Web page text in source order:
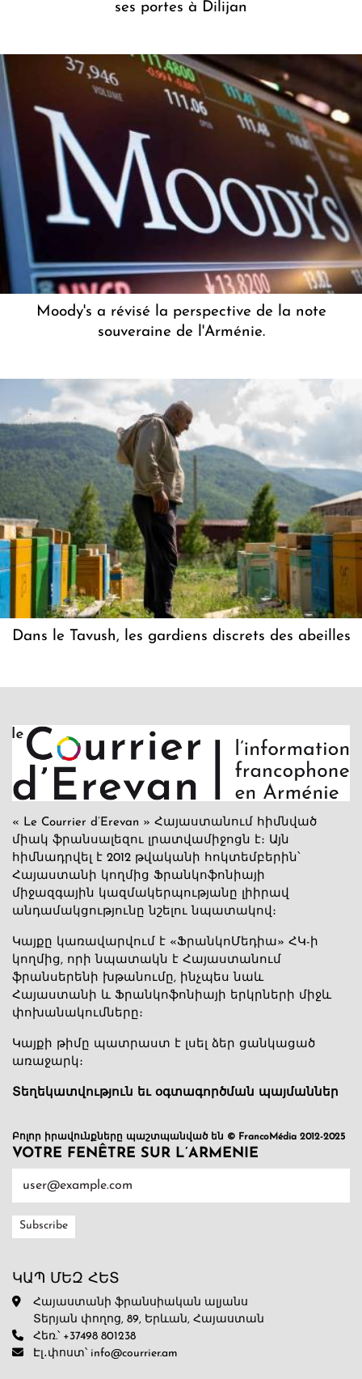
ses portes à Dilijan
Moody's a révisé la perspective de la note
souveraine de l'Arménie.
Dans le Tavush, les gardiens discrets des abeilles
« Le Courrier d’Erevan » Հայաստանում հիմնված
միակ ֆրանսալեզու լրատվամիջոցն է։ Այն
հիմնադրվել է 2012 թվականի հոկտեմբերին՝
Հայաստանի կողմից Ֆրանկոֆոնիայի
միջազգային կազմակերպությանը լիիրավ
անդամակցությունը նշելու նպատակով։
Կայքը կառավարվում է «ՖրանկոՄեդիա» ՀԿ-ի
կողմից, որի նպատակն է Հայաստանում
ֆրանսերենի խթանումը, ինչպես նաև
Հայաստանի և Ֆրանկոֆոնիայի երկրների միջև
փոխանակումները։
Կայքի թիմը պատրաստ է լսել ձեր ցանկացած
առաջարկ։
Տեղեկատվություն եւ օգտագործման պայմաններ
Բոլոր իրավունքները պաշտպանված են © FrancoMédia 2012-2025
VOTRE FENÊTRE SUR L’ARMENIE
ԿԱՊ ՄԵԶ ՀԵՏ
Հայաստանի ֆրանսիական ալյանս
Տերյան փողոց, 89, Երևան, Հայաստան
Հեռ.՝ +37498 801238
Էլ․փոստ՝ info@courrier.am